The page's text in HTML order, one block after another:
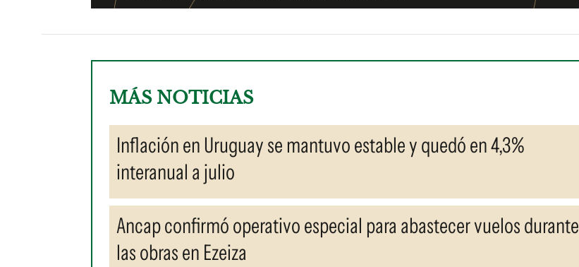
MÁS NOTICIAS
Inflación en Uruguay se mantuvo estable y quedó en 4,3%
interanual a julio
Ancap confirmó operativo especial para abastecer vuelos durante
las obras en Ezeiza